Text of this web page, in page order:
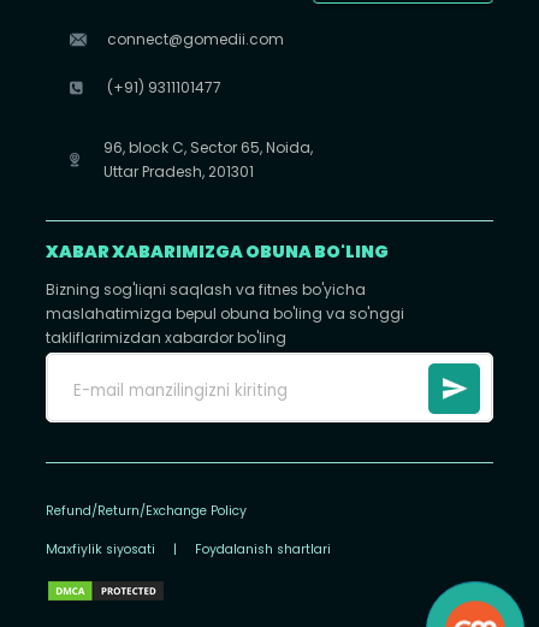
connect@gomedii.com
(+91) 9311101477
96, block C, Sector 65, Noida,
Uttar Pradesh, 201301
XABAR XABARIMIZGA OBUNA BO'LING
Bizning sog'liqni saqlash va fitnes bo'yicha
maslahatimizga bepul obuna bo'ling va so'nggi
takliflarimizdan xabardor bo'ling
Refund/Return/Exchange Policy
Maxfiylik siyosati | Foydalanish shartlari